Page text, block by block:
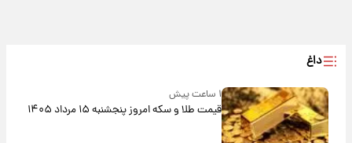
داغ
۱ ساعت پیش
قیمت طلا و سکه امروز پنجشنبه ۱۵ مرداد ۱۴۰۵